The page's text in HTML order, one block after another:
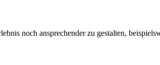
noch ansprechender zu gestalten,